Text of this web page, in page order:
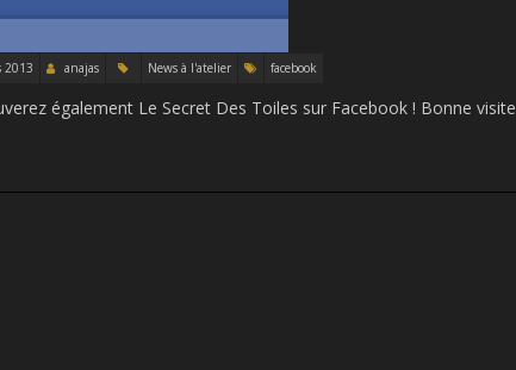
2013 anajas News à l'atelier facebook
également Le Secret Des Toiles sur Facebook ! Bonne visite